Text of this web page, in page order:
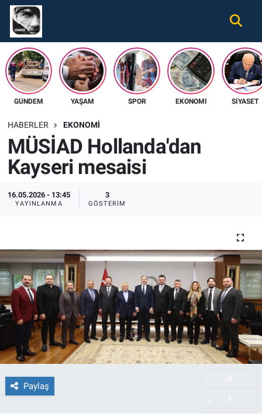
GÜNDEM YAŞAM SPOR EKONOMI SIYASET
HABERLER EKONOMI
MÜSİAD Hollanda'dan
Kayseri mesaisi
16.05.2026 - 13:45
YAYINLANMA
3
GÖSTERIM
Paylaş
Gündem
Ekonomi
Spor
Magazin
Tüm Haberler
İletişim
Nöbetçi Eczaneler
Hava Durumu
Namaz Vakitleri
Trafik Durumu
Süper Lig Puan Durumu ve Fikstür
Tüm Manşetler
Haber Arşivi